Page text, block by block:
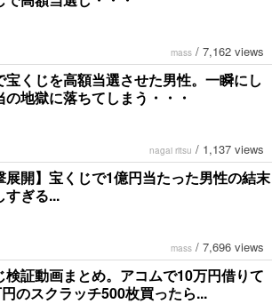
mass / 7,162 views
宝くじを高額当選させた男性。一瞬にし
の地獄に落ちてしまう・・・
nagai ritsu / 1,137 views
展開】宝くじで1億円当たった男性の結末
すぎる...
mass / 7,696 views
検証動画まとめ。アコムで10万円借りて
のスクラッチ500枚買ったら...